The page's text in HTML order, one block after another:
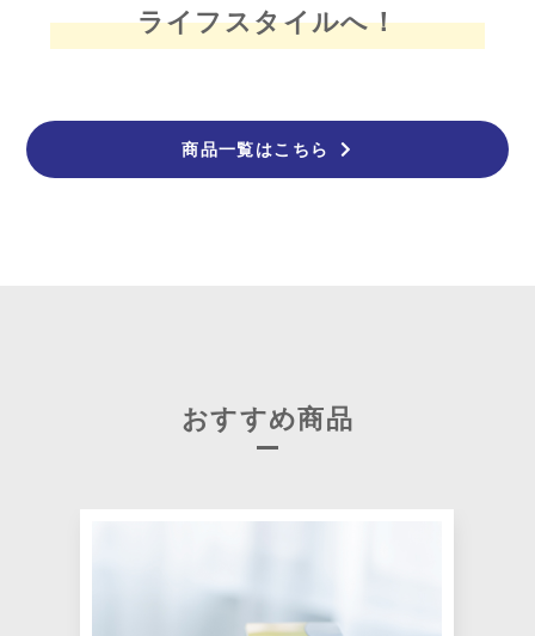
ライフスタイルへ！
商品一覧はこちら
おすすめ商品